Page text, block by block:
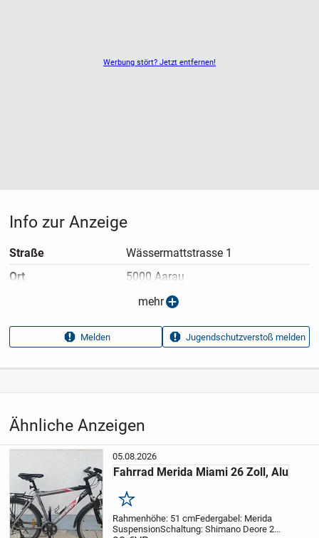
08:00 bis 12:00 UhrWerbung stört? Jetzt entfernen!
Ähnliche Anzeigen
05.08.2026
Fahrrad Merida Miami 26 Zoll, Alu
Merken
Rahmenhöhe: 51 cmFedergabel: Merida
SuspensionSchaltung: Shimano Deore 27
Info zur Anzeige
Straße
Wässermattstrasse 1
Ort
5000 Aarau
Privatangebot
Anzeigen­datum
16.07.2026
Anzeigen­kennung
42fd66ea
Aufrufe dieser
23
Mountainbikes
mehr
Melden Jugendschutzverstoß melden